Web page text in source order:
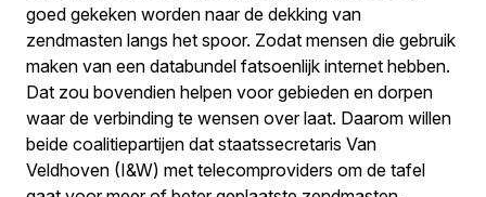
goed gekeken worden naar de dekking van
zendmasten langs het spoor. Zodat mensen die gebruik
maken van een databundel fatsoenlijk internet hebben.
Dat zou bovendien helpen voor gebieden en dorpen
waar de verbinding te wensen over laat. Daarom willen
beide coalitiepartijen dat staatssecretaris Van
Veldhoven (I&W) met telecomproviders om de tafel